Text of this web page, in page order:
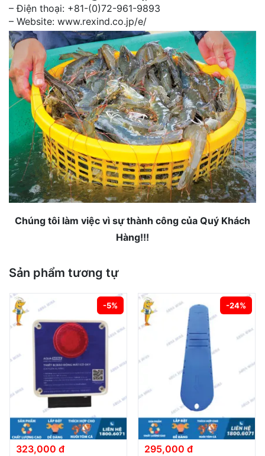
– Điện thoại: +81-(0)72-961-9893
– Website: www.rexind.co.jp/e/
Chúng tôi làm việc vì sự thành công của Quý Khách
Hàng!!!
Sản phẩm tương tự
-5%
323,000 đ
-24%
295,000 đ